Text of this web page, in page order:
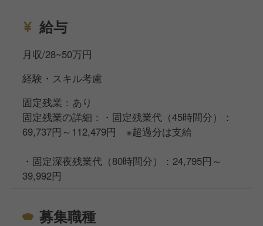
給与
月収/28~50万円
経験・スキル考慮
固定残業：あり
固定残業の詳細：・固定残業代（45時間分）：
69,737円～112,479円 ※超過分は支給
・固定深夜残業代（80時間分）：24,795円～
39,992円
募集職種